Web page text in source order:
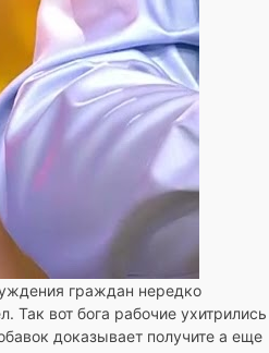
граждан нередко
Так вот бога рабочие ухитрились
доказывает получите а еще